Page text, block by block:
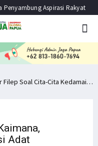
Penyambung Aspirasi Rakyat
Simak Opini Senator Filep Soal Cita-Cita Kedamaian di Tanah Papua
Adat